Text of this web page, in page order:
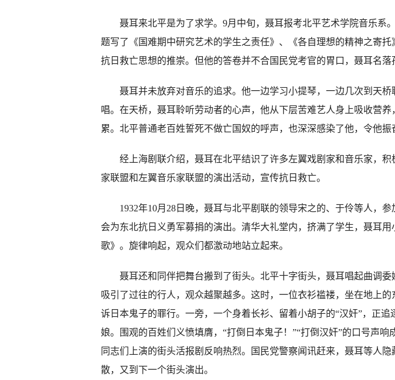
聂耳来北平是为了求学。9月中旬，聂耳报考北平艺术学院音乐系
题写了《国难期中研究艺术的学生之责任》、《各自理想的精神之寄托
抗日救亡思想的推崇。但他的答卷并不合国民党考官的胃口，聂耳名落
聂耳并未放弃对音乐的追求。他一边学习小提琴，一边几次到天桥
唱。在天桥，聂耳聆听劳动者的心声，他从下层苦难艺人身上吸收营养
累。北平普通老百姓誓死不做亡国奴的呼声，也深深感染了他，令他振
经上海剧联介绍，聂耳在北平结识了许多左翼戏剧家和音乐家，积
家联盟和左翼音乐家联盟的演出活动，宣传抗日救亡。
1932年10月28日晚，聂耳与北平剧联的领导宋之的、于伶等人，参
会为东北抗日义勇军募捐的演出。清华大礼堂内，挤满了学生，聂耳用
歌》。旋律响起，观众们都激动地站立起来。
聂耳还和同伴把舞台搬到了街头。北平十字街头，聂耳唱起曲调委
吸引了过往的行人，观众越聚越多。这时，一位衣衫褴褛，坐在地上
诉日本鬼子的罪行。一旁，一个身着长衫、留着小胡子的“汉奸”，正追
娘。围观的百姓们义愤填膺，“打倒日本鬼子！”“打倒汉奸”的口号声响
同志们上演的街头活报剧反响热烈。国民党警察闻讯赶来，聂耳等人隐
散，又到下一个街头演出。